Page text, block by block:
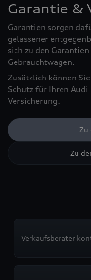
Garantie &
Garantien sorgen
gelassener
sich zu den
Gebrauchtwagen.
Zusätzlich können
Schutz für Ihren Audi
Versicherung.
Zu
Zu
Verkaufsberater